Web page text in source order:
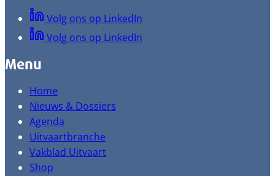
Volg ons op LinkedIn
Volg ons op LinkedIn
Menu
Home
Nieuws & Dossiers
Agenda
Uitvaartbranche
Vakblad Uitvaart
Shop